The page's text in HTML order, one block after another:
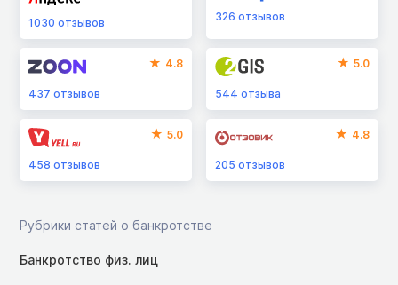
1030 отзывов
326отзывов
4.8
437 отзывов
5.0
544отзыва
5.0
458 отзывов
4.8
205отзывов
Рубрики статей о банкротстве
Банкротство физ. лиц